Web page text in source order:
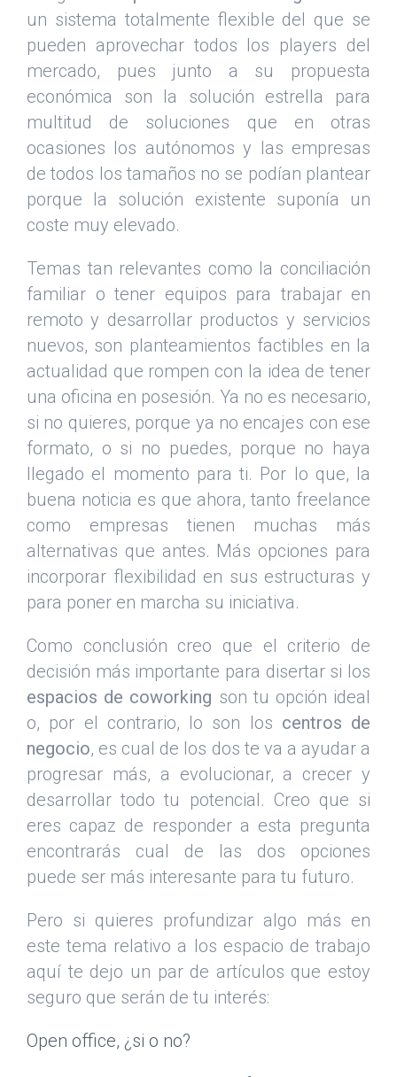
un sistema totalmente flexible del que se
pueden aprovechar todos los players del
mercado, pues junto a su propuesta
económica son la solución estrella para
multitud de soluciones que en otras
ocasiones los autónomos y las empresas
de todos los tamaños no se podían plantear
porque la solución existente suponía un
coste muy elevado.
Temas tan relevantes como la conciliación
familiar o tener equipos para trabajar en
remoto y desarrollar productos y servicios
nuevos, son planteamientos factibles en la
actualidad que rompen con la idea de tener
una oficina en posesión. Ya no es necesario,
si no quieres, porque ya no encajes con ese
formato, o si no puedes, porque no haya
llegado el momento para ti. Por lo que, la
buena noticia es que ahora, tanto freelance
como empresas tienen muchas más
alternativas que antes. Más opciones para
incorporar flexibilidad en sus estructuras y
para poner en marcha su iniciativa.
Como conclusión creo que el criterio de
decisión más importante para disertar si los
espacios de coworking son tu opción ideal
o, por el contrario, lo son los centros de
negocio, es cual de los dos te va a ayudar a
progresar más, a evolucionar, a crecer y
desarrollar todo tu potencial. Creo que si
eres capaz de responder a esta pregunta
encontrarás cual de las dos opciones
puede ser más interesante para tu futuro.
Pero si quieres profundizar algo más en
este tema relativo a los espacio de trabajo
aquí te dejo un par de artículos que estoy
seguro que serán de tu interés:
Open office, ¿si o no?